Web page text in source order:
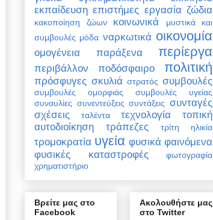
εκπαίδευση επιστήμες εργασία ζώδια
κακοποίηση ζώων κοινωνικά
μυστικά και
συμβουλές μόδα ναρκωτικά οικονομία
ομογένεια παράξενα περίεργα
περιβάλλον ποδόσφαιρο πολιτική
πρόσφυγες σκυλιά στρατός συμβουλές
συμβουλές ομορφιάς
συμβουλές υγείας
συναυλίες συνεντεύξεις συντάξεις συνταγές
σχέσεις
ταλέντα τεχνολογία
τοπική
αυτοδιοίκηση
τράπεζες τρίτη ηλικία
τρομοκρατία υγεία φυσικά φαινόμενα
φυσικές καταστροφές
φωτογραφία
χρηματιστήριο
Βρείτε μας στο
Facebook
Ακολουθήστε μας
στο Twitter